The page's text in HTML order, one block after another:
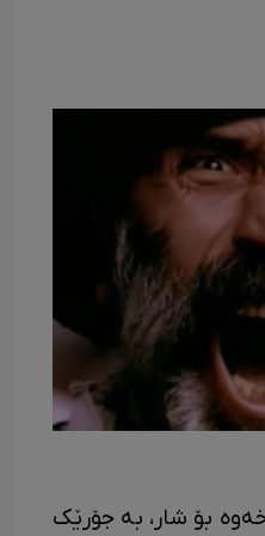
بۆ شار، بە جۆرێک